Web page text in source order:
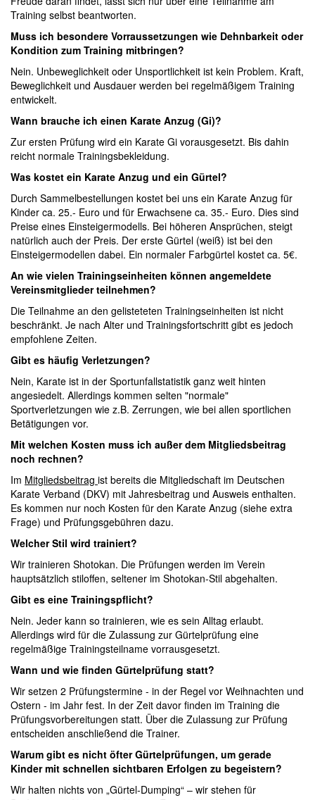
Training selbst beantworten.
Muss ich besondere Vorraussetzungen wie Dehnbarkeit oder
Kondition zum Training mitbringen?
Nein. Unbeweglichkeit oder Unsportlichkeit ist kein Problem. Kraft,
Beweglichkeit und Ausdauer werden bei regelmäßigem Training
entwickelt.
Wann brauche ich einen Karate Anzug (Gi)?
Zur ersten Prüfung wird ein Karate Gi vorausgesetzt. Bis dahin
reicht normale Trainingsbekleidung.
Was kostet ein Karate Anzug und ein Gürtel?
Durch Sammelbestellungen kostet bei uns ein Karate Anzug für
Kinder ca. 25.- Euro und für Erwachsene ca. 35.- Euro. Dies sind
Preise eines Einsteigermodells. Bei höheren Ansprüchen, steigt
natürlich auch der Preis. Der erste Gürtel (weiß) ist bei den
Einsteigermodellen dabei. Ein normaler Farbgürtel kostet ca. 5€.
An wie vielen Trainingseinheiten können angemeldete
Vereinsmitglieder teilnehmen?
Die Teilnahme an den gelisteteten Trainingseinheiten ist nicht
beschränkt. Je nach Alter und Trainingsfortschritt gibt es jedoch
empfohlene Zeiten.
Gibt es häufig Verletzungen?
Nein, Karate ist in der Sportunfallstatistik ganz weit hinten
angesiedelt. Allerdings kommen selten "normale"
Sportverletzungen wie z.B. Zerrungen, wie bei allen sportlichen
Betätigungen vor.
Mit welchen Kosten muss ich außer dem Mitgliedsbeitrag
noch rechnen?
Im Mitgliedsbeitrag ist bereits die Mitgliedschaft im Deutschen
Karate Verband (DKV) mit Jahresbeitrag und Ausweis enthalten.
Es kommen nur noch Kosten für den Karate Anzug (siehe extra
Frage) und Prüfungsgebühren dazu.
Welcher Stil wird trainiert?
Wir trainieren Shotokan. Die Prüfungen werden im Verein
hauptsätzlich stiloffen, seltener im Shotokan-Stil abgehalten.
Gibt es eine Trainingspflicht?
Nein. Jeder kann so trainieren, wie es sein Alltag erlaubt.
Allerdings wird für die Zulassung zur Gürtelprüfung eine
regelmäßige Trainingsteilname vorrausgesetzt.
Wann und wie finden Gürtelprüfung statt?
Wir setzen 2 Prüfungstermine - in der Regel vor Weihnachten und
Ostern - im Jahr fest. In der Zeit davor finden im Training die
Prüfungsvorbereitungen statt. Über die Zulassung zur Prüfung
entscheiden anschließend die Trainer.
Warum gibt es nicht öfter Gürtelprüfungen, um gerade
Kinder mit schnellen sichtbaren Erfolgen zu begeistern?
Wir halten nichts von „Gürtel-Dumping“ – wir stehen für